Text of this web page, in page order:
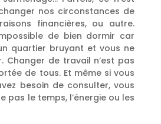
nos circonstances de
financières, ou autre.
de bien dormir car
quartier bruyant et vous ne
Changer de travail n’est pas
de tous. Et même si vous
besoin de consulter, vous
pas le temps, l’énergie ou les